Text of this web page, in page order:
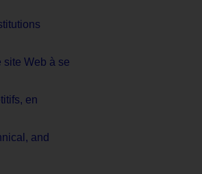
site Web à se
en
and